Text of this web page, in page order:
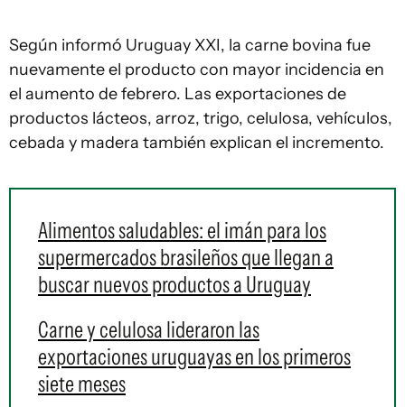
Según informó Uruguay XXI, la carne bovina fue
nuevamente el producto con mayor incidencia en
el aumento de febrero. Las exportaciones de
productos lácteos, arroz, trigo, celulosa, vehículos,
cebada y madera también explican el incremento.
Alimentos saludables: el imán para los
supermercados brasileños que llegan a
buscar nuevos productos a Uruguay
Carne y celulosa lideraron las
exportaciones uruguayas en los primeros
siete meses